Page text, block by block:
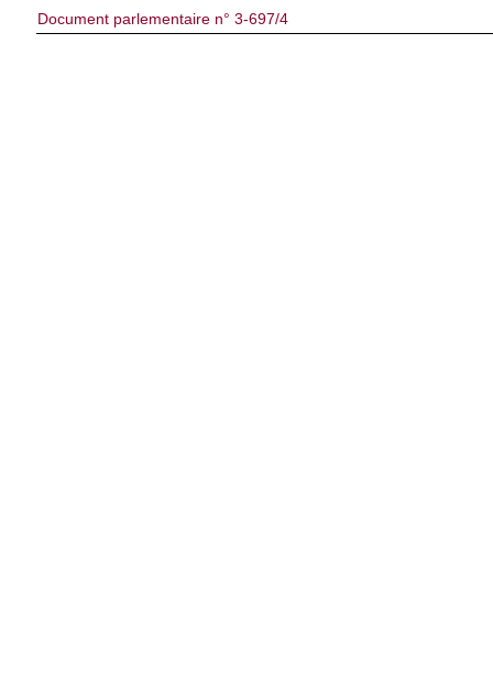
Document parlementaire n° 3-697/4